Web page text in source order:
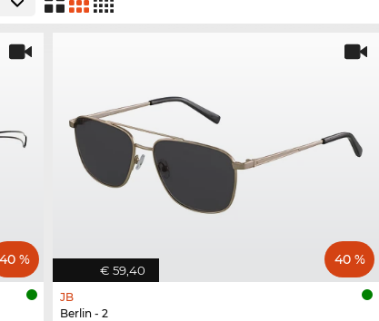
40 %
€ 59,40
40 %
JB
Berlin - 2